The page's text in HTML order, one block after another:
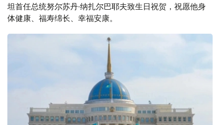
坦首任总统努尔苏丹·纳扎尔巴耶夫致生日祝贺，祝愿他身
体健康、福寿绵长、幸福安康。